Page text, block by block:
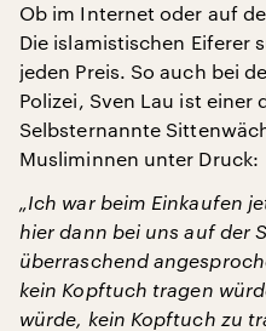
Ob im Internet oder auf
Die islamistischen Eiferer
jeden Preis. So auch bei
Polizei, Sven Lau ist einer
Selbsternannte
Musliminnen unter Druck:
„Ich war beim Einkaufen
hier dann bei uns auf der
überraschend
kein Kopftuch tragen
würde, kein Kopftuch zu